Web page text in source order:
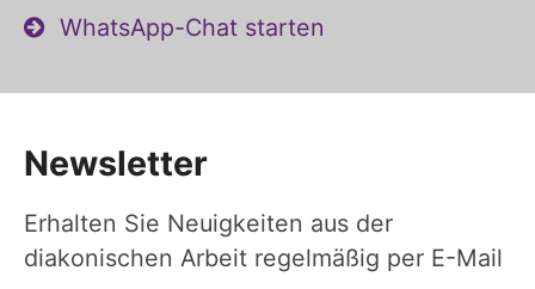
WhatsApp-Chat starten
Newsletter
Erhalten Sie Neuigkeiten aus der
diakonischen Arbeit regelmäßig per E-Mail